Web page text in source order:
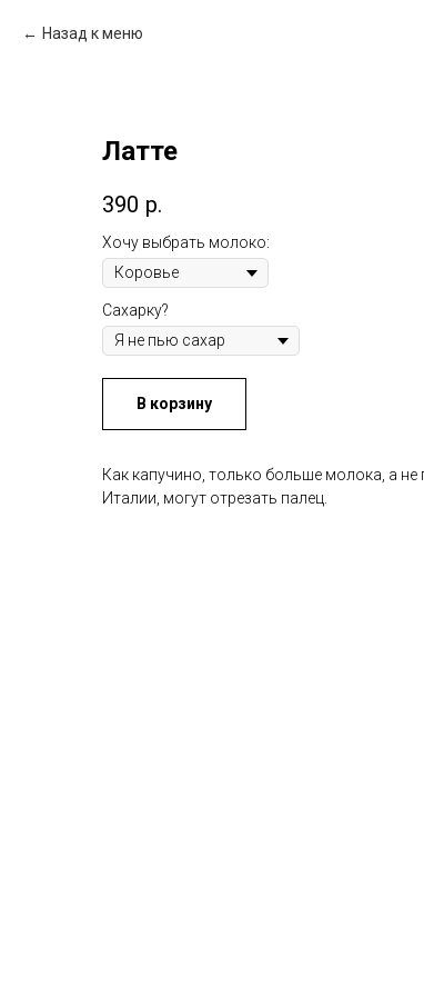
Назад к меню
Латте
390 р.
Хочу выбрать молоко:
Сахарку?
В корзину
Как капучино, только больше молока, а не
Италии, могут отрезать палец.